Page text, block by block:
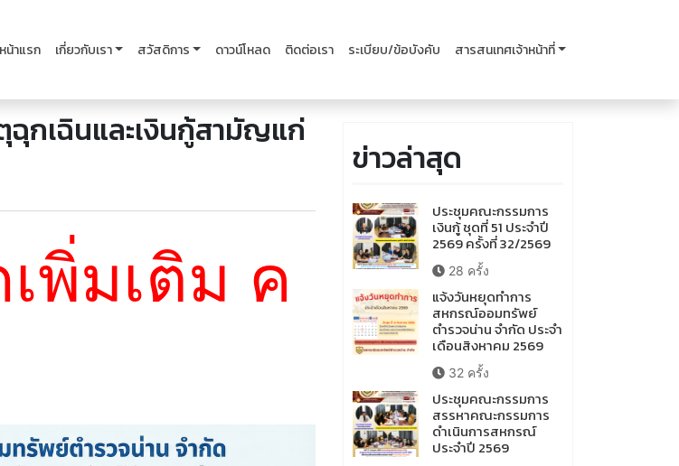
หน้าแรก เกี่ยวกับเรา สวัสดิการ ดาวน์โหลด ติดต่อเรา ระเบียบ/ข้อบังคับ สารสนเทศเจ้าหน้าที่
ฉุกเฉินและเงินกู้สามัญแก่
พิ่มเติม ค
ข่าวล่าสุด
ประชุมคณะกรรมการ
เงินกู้ ชุดที่ 51 ประจำปี
2569 ครั้งที่ 32/2569
28 ครั้ง
แจ้งวันหยุดทำการ
สหกรณ์ออมทรัพย์
ตำรวจน่าน จำกัด ประจำ
เดือนสิงหาคม 2569
32 ครั้ง
ประชุมคณะกรรมการ
สรรหาคณะกรรมการ
ดำเนินการสหกรณ์
ประจำปี 2569